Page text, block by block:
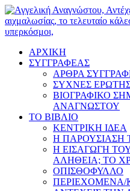
ΑΡΧΙΚΗ
ΣΥΓΓΡΑΦΕΑΣ
ΑΡΘΡΑ
ΣΥΧΝΕΣ
ΒΙΟΓΡΑΦΙΚΟ
ΑΝΑΓΝΩΣΤΟΥ
ΤΟ ΒΙΒΛΙΟ
ΚΕΝΤΡΙΚΗ ΙΔΕΑ
Η ΠΑΡΟΥΣΙΑΣΗ
Η ΕΙΣΑΓΩΓΗ
ΑΛΗΘΕΙΑ; ΤΟ
ΟΠΙΣΘΟΦΥΛΛΟ
ΠΕΡΙΕΧΟΜΕΝΑ/